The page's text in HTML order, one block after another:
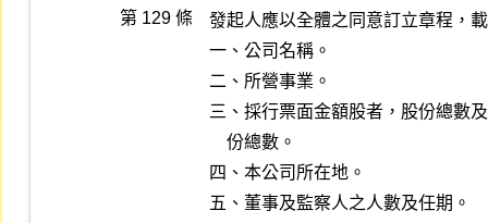
第 129 條
發起人應以全體之同意訂立章程，
一、公司名稱。
二、所營事業。
三、採行票面金額股者，股份總數
四、本公司所在地。
五、董事及監察人之人數及任期。